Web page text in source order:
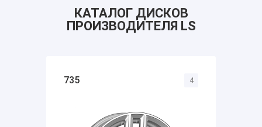
КАТАЛОГ ДИСКОВ
ПРОИЗВОДИТЕЛЯ LS
735 4